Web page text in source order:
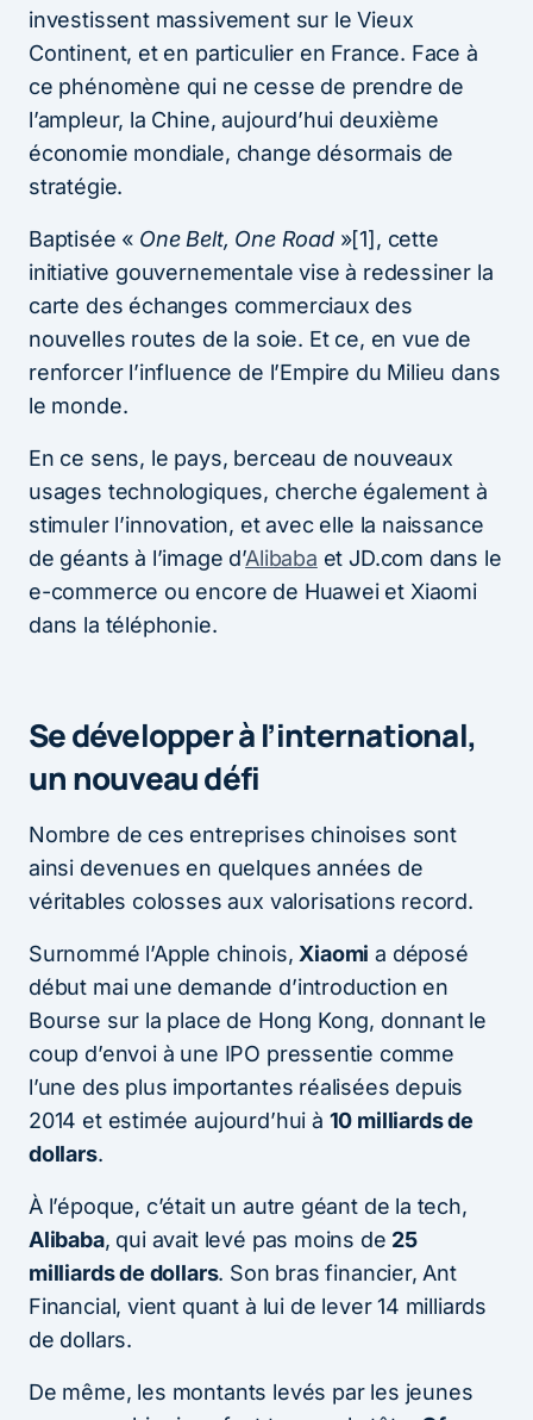
investissent massivement sur le Vieux
Continent, et en particulier en France. Face à
ce phénomène qui ne cesse de prendre de
l’ampleur, la Chine, aujourd’hui deuxième
économie mondiale, change désormais de
stratégie.
Baptisée « One Belt, One Road»[1], cette
initiative gouvernementale vise à redessiner la
carte des échanges commerciaux des
nouvelles routes de la soie. Et ce, en vue de
renforcer l’influence de l’Empire du Milieu dans
le monde.
En ce sens, le pays, berceau de nouveaux
usages technologiques, cherche également à
stimuler l’innovation, et avec elle la naissance
de géants à l’image d’Alibaba et JD.com dans le
e-commerce ou encore de Huawei et Xiaomi
dans la téléphonie.
Se développer à l’international,
un nouveau défi
Nombre de ces entreprises chinoises sont
ainsi devenues en quelques années de
véritables colosses aux valorisations record.
Surnommé l’Apple chinois, Xiaomi a déposé
début mai une demande d’introduction en
Bourse sur la place de Hong Kong, donnant le
coup d’envoi à une IPO pressentie comme
l’une des plus importantes réalisées depuis
2014 et estimée aujourd’hui à 10 milliards de
dollars.
À l’époque, c’était un autre géant de la tech,
Alibaba, qui avait levé pas moins de 25
milliards de dollars. Son bras financier, Ant
Financial, vient quant à lui de lever 14 milliards
de dollars.
De même, les montants levés par les jeunes